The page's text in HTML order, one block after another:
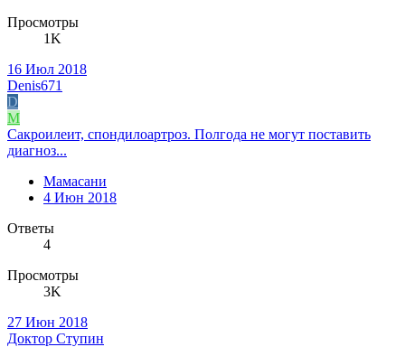
Просмотры
1K
16 Июл 2018
Denis671
D
М
Сакроилеит, спондилоартроз. Полгода не могут поставить
диагноз...
Мамасани
4 Июн 2018
Ответы
4
Просмотры
3K
27 Июн 2018
Доктор Ступин